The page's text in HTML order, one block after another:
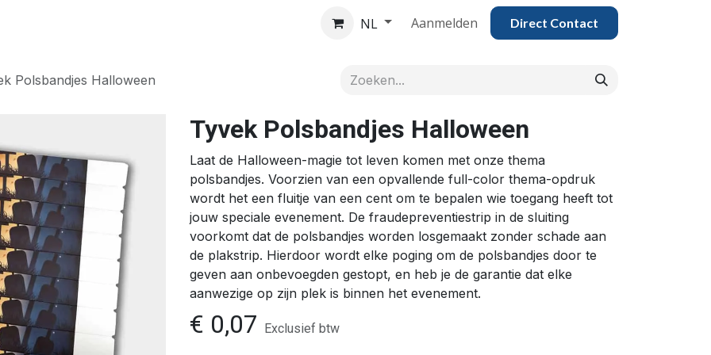
Over ons NL Aanmelden Direct Contac​​​​​​​​t
Polsbandjes Halloween
Tyvek Polsbandjes Halloween
Laat de Halloween-magie tot leven komen met onze thema
polsbandjes. Voorzien van een opvallende full-color thema-opdruk
wordt het een fluitje van een cent om te bepalen wie toegang heeft tot
jouw speciale evenement. De fraudepreventiestrip in de sluiting
voorkomt dat de polsbandjes worden losgemaakt zonder schade aan
de plakstrip. Hierdoor wordt elke poging om de polsbandjes door te
geven aan onbevoegden gestopt, en heb je de garantie dat elke
aanwezige op zijn plek is binnen het evenement.
€ 0,07 Exclusief btw